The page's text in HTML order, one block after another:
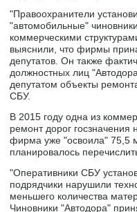
"Правоохранители
"автомобильные"
коммерческими
выяснили, что фирмы
депутатов. Он также
должностных лиц
депутатом объекты
СБУ.
В 2015 году одна из
ремонт дорог
фирма уже "освоила" 75,5
планировалось
"Оперативники СБУ
подрядчики нарушили
меньшего количества
Чиновники "Автодора"